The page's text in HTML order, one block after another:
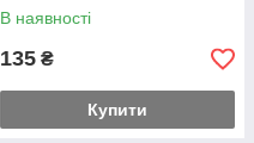
В наявності
135 ₴
Купити